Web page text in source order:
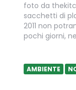
foto da
sacchetti di
2011 non
pochi giorni,
AMBIENTE